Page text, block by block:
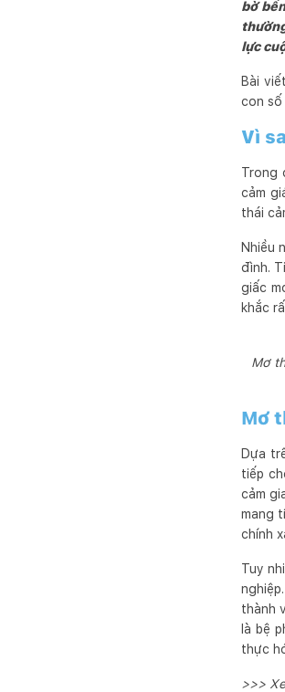
bờ
lực
Bài
con số
Vì
Trong
cảm
thái
Nhiều
đình.
giấc
khắc
Mơ
Mơ
Dựa
tiếp
cảm
mang
chính
Tuy
thành
là bệ
thực
>>>